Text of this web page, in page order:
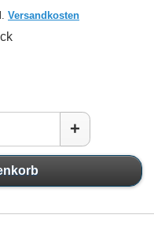
Versandkosten
+